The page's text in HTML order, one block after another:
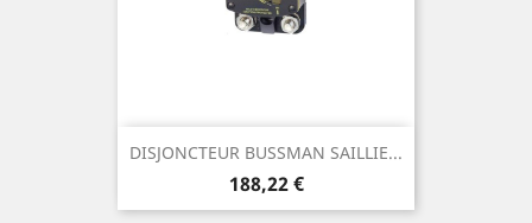
DISJONCTEUR BUSSMAN SAILLIE...
Prix
188,22 €